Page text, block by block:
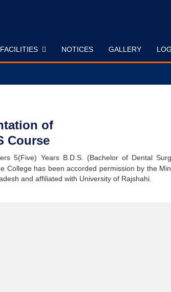
FACILITIES NOTICES GALLERY
of
Course
5(Five) Years B.D.S. (Bachelor of Dental
College has been accorded permission by the
and affiliated with University of Rajshahi.